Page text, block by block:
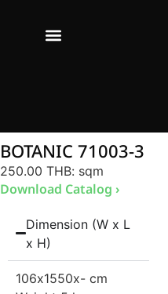
BOTANIC 71003-3
250.00 THB: sqm
Download Catalog ›
Dimension (W x L
x H)
106x1550x- cm